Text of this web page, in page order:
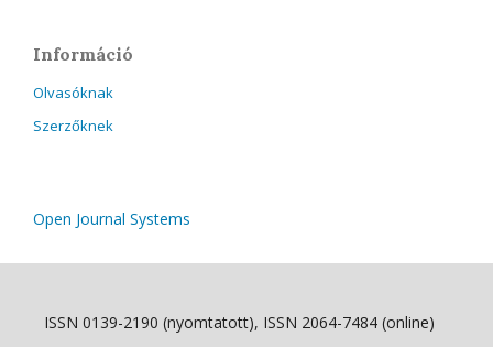
Információ
Olvasóknak
Szerzőknek
Open Journal Systems
ISSN 0139-2190 (nyomtatott), ISSN 2064-7484 (online)